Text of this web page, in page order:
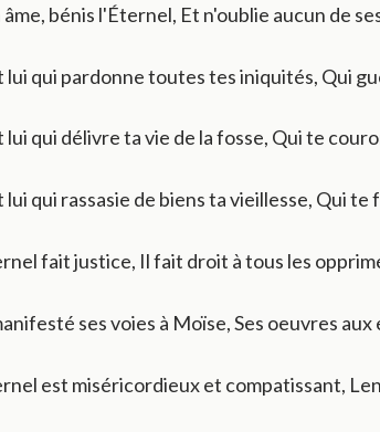
bénis l'Éternel, Et n'oublie aucun de
lui qui pardonne toutes tes iniquités, Qui
lui qui délivre ta vie de la fosse, Qui te
lui qui rassasie de biens ta vieillesse, Qui
fait justice, Il fait droit à tous les
ses voies à Moïse, Ses oeuvres
est miséricordieux et compatissant,